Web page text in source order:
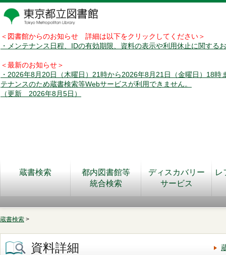
＜図書館からのお知らせ 詳細は以下をクリックしてください＞
・メンテナンス日程、IDの有効期限、資料の表示や利用休止に関する
＜最新のお知らせ＞
・2026年8月20日（木曜日）21時から2026年8月21日（金曜日）18時
テナンスのため蔵書検索等Webサービスが利用できません。
（更新 2026年8月5日）
蔵書検索
都内図書館等
統合検索
ディスカバリー
サービス
レ
蔵書検索 >
資料詳細